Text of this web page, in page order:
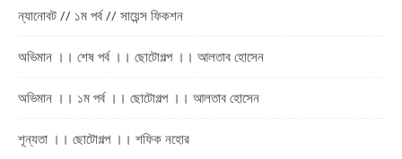
ন্যানোবট // ১ম পর্ব // সায়েন্স ফিকশন
অভিমান ।। শেষ পর্ব ।। ছোটোগল্প ।। আলতাব হোসেন
অভিমান ।। ১ম পর্ব ।। ছোটোগল্প ।। আলতাব হোসেন
শূন্যতা ।। ছোটোগল্প ।। শফিক নহোর